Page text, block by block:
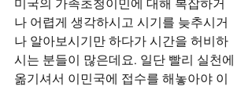
미국의 가족초청이민에 대해 복잡하거
나 어렵게 생각하시고 시기를 늦추시거
나 알아보시기만 하다가 시간을 허비하
시는 분들이 많은데요. 일단 빨리 실천에
옮기셔서 이민국에 접수를 해놓아야 이